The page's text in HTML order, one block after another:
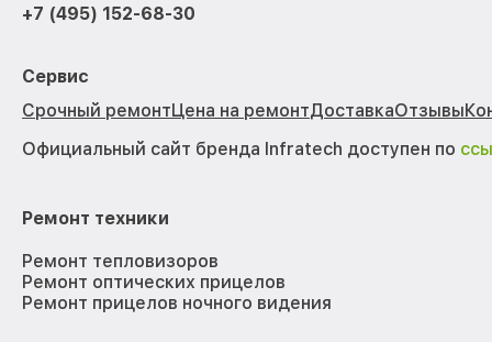
+7 (495) 152-68-30
Сервис
Срочный ремонтЦена на ремонтДоставкаОтзывы
Официальный сайт бренда Infratech доступен по
Ремонт техники
Ремонт тепловизоров
Ремонт оптических прицелов
Ремонт прицелов ночного видения